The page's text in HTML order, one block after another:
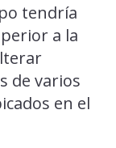
tendría
a la
de varios
en el